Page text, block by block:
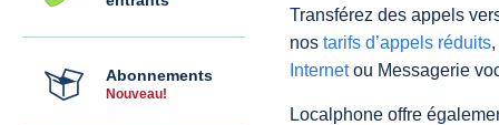
Abonnements
Nouveau!
Transférez des appels
nos tarifs d’appels réduits
Internetou Messagerie
Localphone offre